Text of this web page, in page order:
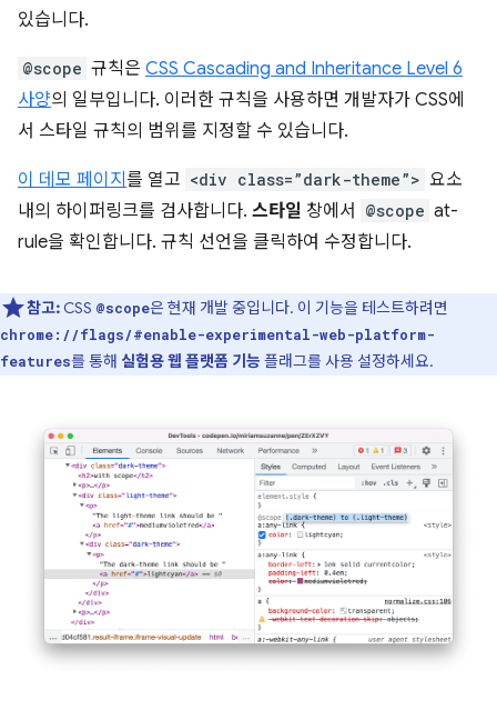
있습니다.
@scope 규칙은 CSS Cascading and Inheritance Level 6
사양의 일부입니다. 이러한 규칙을 사용하면 개발자가 CSS에
서 스타일 규칙의 범위를 지정할 수 있습니다.
이 데모 페이지 를 열고 <div class=”dark-theme”> 요소
내의 하이퍼링크를 검사합니다. 스타일 창에서 @scope at-
rule을 확인합니다. 규칙 선언을 클릭하여 수정합니다.
참고: CSS @scope은 현재 개발 중입니다. 이 기능을 테스트하려면
chrome://flags/#enable-experimental-web-platform-
features를 통해 실험용 웹 플랫폼 기능 플래그를 사용 설정하세요.